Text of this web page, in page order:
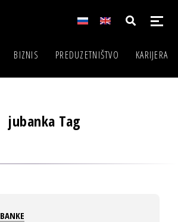
BIZNIS PREDUZETNIŠTVO KARIJERA
jubanka Tag
BANKE